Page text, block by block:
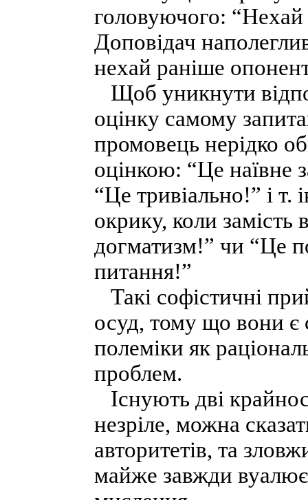
головуючого: “Нехай
Доповідач
нехай раніше
Щоб уникнути
оцінку самому
промовець нерідко
оцінкою: “Це наївне
“Це тривіально!” і т.
окрику, коли замість
догматизм!” чи “Це
питання!”
Такі софістичні
осуд, тому що вони є
полеміки як
проблем.
Існують дві
незріле, можна
авторитетів, та
майже завжди вуалює